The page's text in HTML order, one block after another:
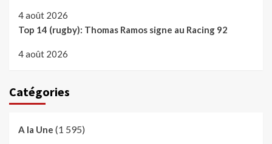
4 août 2026
Top 14 (rugby): Thomas Ramos signe au Racing 92
4 août 2026
Catégories
A la Une (1 595)